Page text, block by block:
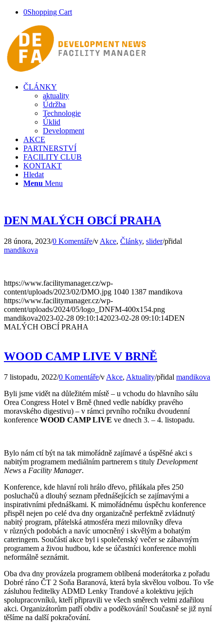
0Shopping Cart
ČLÁNKY
aktuality
Údržba
Technologie
Úklid
Development
AKCE
PARTNERSTVÍ
FACILITY CLUB
KONTAKT
Hledat
Menu Menu
DEN MALÝCH OBCÍ PRAHA
28 února, 2023/0 Komentáře/v Akce, Články, slider/přidal
mandikova
https://www.facilitymanager.cz/wp-
content/uploads/2023/02/DMO.jpg 1040 1387 mandikova
https://www.facilitymanager.cz/wp-
content/uploads/2024/05/logo_DNFM-400x154.png
mandikova2023-02-28 09:10:142023-02-28 09:10:14DEN
MALÝCH OBCÍ PRAHA
WOOD CAMP LIVE V BRNĚ
7 listopadu, 2022/0 Komentáře/v Akce, Aktuality/přidal mandikova
Byli jsme vidět na důležitém místě – u vchodu do hlavního sálu
Orea Congress Hotel v Brně (hned vedle nabídky pravého
moravského digestivu) – v rámci prvního ročníku dvoudenní
konference WOOD CAMP LIVE ve dnech 3. – 4. listopadu.
Bylo nám ctí být na tak mimořádně zajímavé a úspěšné akci s
nabitým programem mediálním partnerem s tituly Development
News a Facility Manager.
Konference, kde hlavní roli hrálo dřevo, přilákala přes 250
posluchačů a dlouhý seznam přednášejících se zajímavými a
inspirativními přednáškami. K mimořádnému úspěchu konference
přispěl nejen po celé dva dny organizačně perfektně zvládnutý
nabitý program, přátelská atmosféra mezi milovníky dřeva
v různých podobách a navíc umocněný i skvělým a bohatým
cateringem. Součástí akce byl i společenský večer se zábavným
programem a živou hudbou, kde se účastníci konference mohli
neformálně seznámit.
Oba dva dny provázela programem oblíbená moderátorka z pořadu
Dobré ráno ČT 2 Soňa Baranová, která byla skvělou volbou. To vše
zásluhou ředitelky ADMD Lenky Trandové a kolektivu jejích
spolupracovníků, kteří připravili ve všech směrech velmi zdařilou
akci. Organizátorům patří obdiv a poděkování! Současně se již nyní
těšíme na další pokračování.